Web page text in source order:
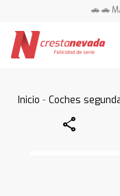
🚗 🚗
Inicio -Coches
Share